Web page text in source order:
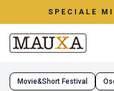
SPECIALE
Movie&Short Festival